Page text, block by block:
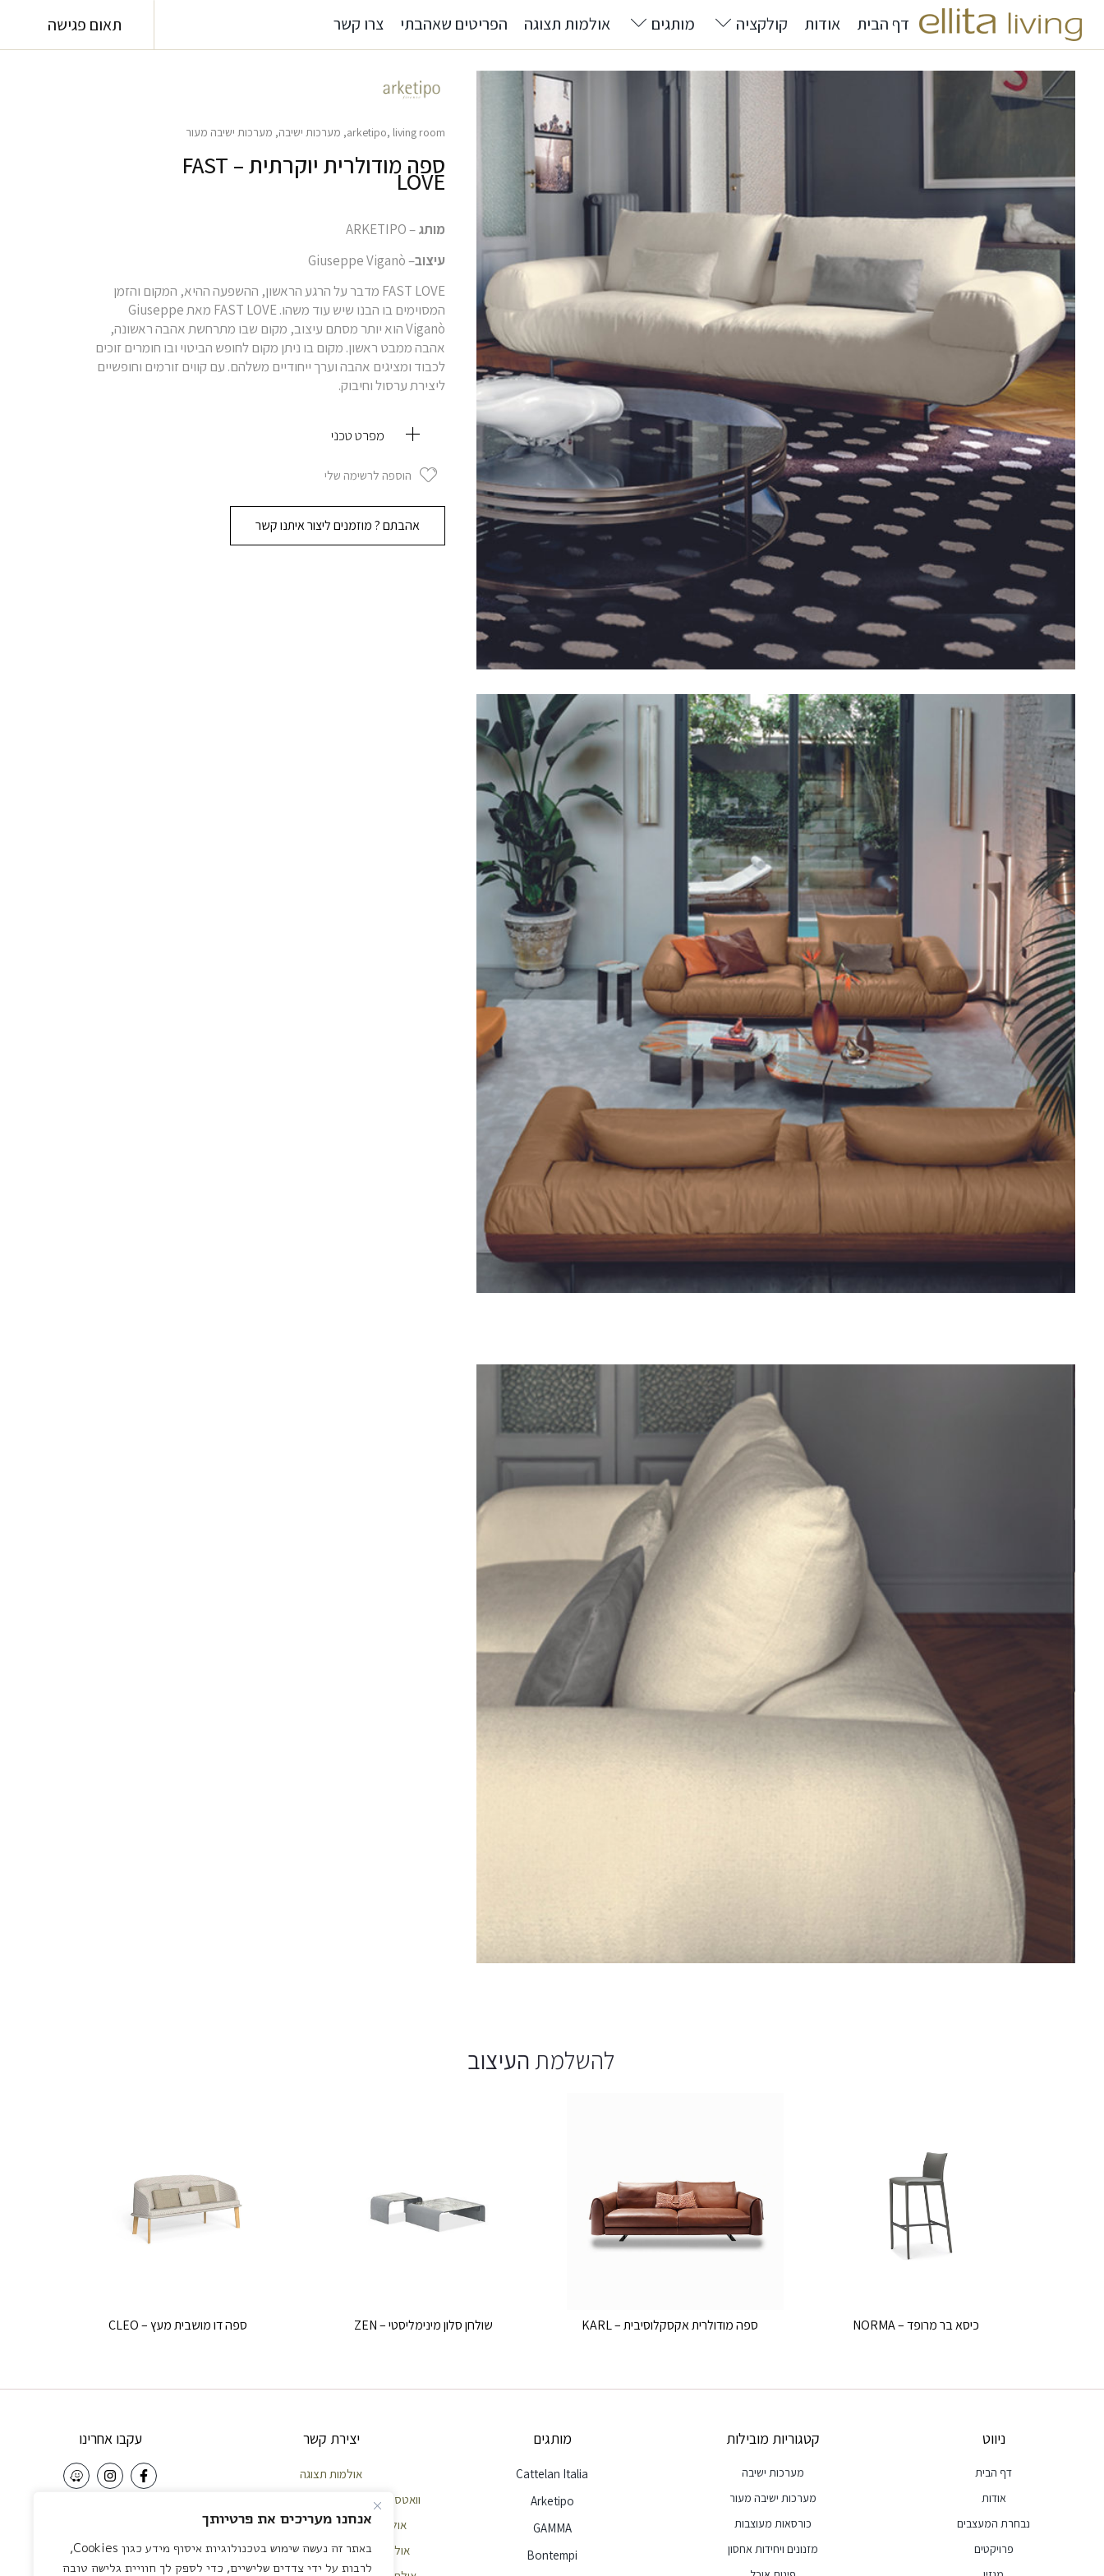
אנחנו מעריכים את פרטיותך
באתר זה נעשה שימוש בטכנולוגיות איסוף מידע כגון Cookies,
לרבות על ידי צדדים שלישיים, כדי לספק לך חוויית גלישה טובה
דף הבית אודות קולקציה מותגים אולמות תצוגה הפריטים שאהבתי צרו קשר תאום פגישה
arketipo, living room
, מערכות ישיבה, מערכות ישיבה מעור
ספה מודולרית יוקרתית – FAST
LOVE
מותג– ARKETIPO
עיצוב– Giuseppe Viganò
FAST LOVE מדבר על הרגע הראשון, ההשפעה ההיא, המקום והזמן
המסוימים בו הבנו שיש עוד משהו. FAST LOVE מאת Giuseppe
Viganò הוא יותר מסתם עיצוב, מקום שבו מתרחשת אהבה ראשונה,
אהבה ממבט ראשון. מקום בו ניתן מקום לחופש הביטוי ובו חומרים זוכים
לכבוד ומציגים אהבה וערך ייחודיים משלהם. עם קווים זורמים וחופשיים
ליצירת ערסול וחיבוק.
מפרט טכני
הוספה לרשימה שלי
אהבתם ? מוזמנים ליצור איתנו קשר
להשלמתהעיצוב
כיסא בר מרופד – NORMA ספה מודולרית אקסקלוסיבית – KARL שולחן סלון מינימליסטי – ZEN ספה דו מושבית מעץ – CLEO
ניווט
דף הבית
אודות
נבחרת המעצבים
פרויקטים
קטגוריות מובילות
מערכות ישיבה
מערכות ישיבה מעור
כורסאות מעוצבות
מזנונים ויחידות אחסון
מותגים
Cattelan Italia
Arketipo
GAMMA
Bontempi
יצירת קשר
אולמות תצוגה
וואטסאפ שירות לקוחות – 058-5921010
אולם תצוגה חיפה – 04-8422642
אולם תצוגה הרצליה – 03-7581111
עקבו אחרינו